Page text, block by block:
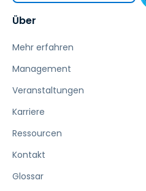
Über
Mehr erfahren
Management
Veranstaltungen
Karriere
Ressourcen
Kontakt
Glossar